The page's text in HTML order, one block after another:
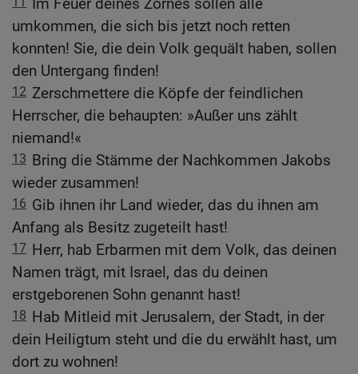
Im Feuer deines Zornes sollen alle
umkommen, die sich bis jetzt noch retten
konnten! Sie, die dein Volk gequält haben, sollen
den Untergang finden!
12 Zerschmettere die Köpfe der feindlichen
Herrscher, die behaupten: »Außer uns zählt
niemand!«
13 Bring die Stämme der Nachkommen Jakobs
wieder zusammen!
16 Gib ihnen ihr Land wieder, das du ihnen am
Anfang als Besitz zugeteilt hast!
17 Herr, hab Erbarmen mit dem Volk, das deinen
Namen trägt, mit Israel, das du deinen
erstgeborenen Sohn genannt hast!
18 Hab Mitleid mit Jerusalem, der Stadt, in der
dein Heiligtum steht und die du erwählt hast, um
dort zu wohnen!